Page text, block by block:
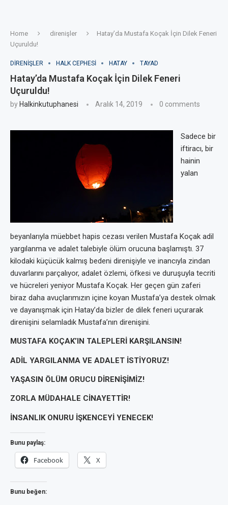
Home direnişler
Hatay’da Mustafa Koçak İçin Dilek Feneri
Uçuruldu!
DIRENIŞLER HALK CEPHESI HATAY TAYAD
Hatay’da Mustafa Koçak İçin Dilek Feneri
Uçuruldu!
by Halkinkutuphanesi Aralık 14, 2019 0 comments
Sadece bir
iftiracı, bir
hainin
yalan
beyanlarıyla müebbet hapis cezası verilen Mustafa Koçak adil
yargılanma ve adalet talebiyle ölüm orucuna başlamıştı. 37
kilodaki küçücük kalmış bedeni direnişiyle ve inancıyla zindan
duvarlarını parçalıyor, adalet özlemi, öfkesi ve duruşuyla tecriti
ve hücreleri yeniyor Mustafa Koçak. Her geçen gün zaferi
biraz daha avuçlarımızın içine koyan Mustafa’ya destek olmak
ve dayanışmak için Hatay’da bizler de dilek feneri uçurarak
direnişini selamladık Mustafa’nın direnişini.
MUSTAFA KOÇAK’IN TALEPLERİ KARŞILANSIN!
ADİL YARGILANMA VE ADALET İSTİYORUZ!
YAŞASIN ÖLÜM ORUCU DİRENİŞİMİZ!
ZORLA M Ü DAHALE CİNAYETTİR!
İNSANLIK ONURU İŞKENCEYİ YENECEK!
Bunu paylaş:
Facebook X
Bunu beğen: